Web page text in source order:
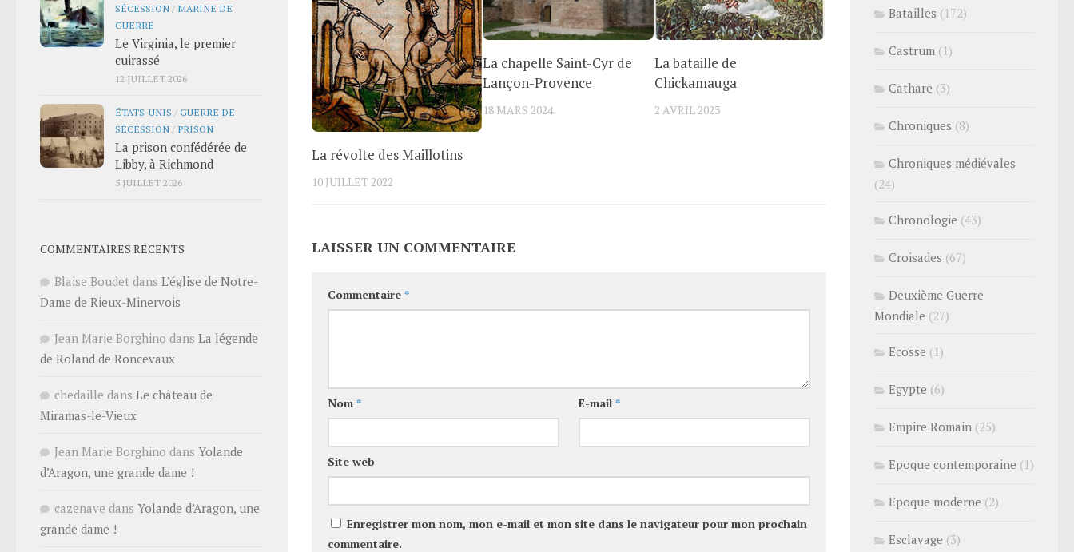
La révolte des Maillotins
10 JUILLET 2022
La chapelle Saint-Cyr de
Lançon-Provence
18 MARS 2024
La bataille de
Chickamauga
2 AVRIL 2023
LAISSER UN COMMENTAIRE
Commentaire *
Nom * E-mail *
Site web
Enregistrer mon nom, mon e-mail et mon site dans le navigateur pour mon prochain
commentaire.
SÉCESSION / MARINE DE
GUERRE
Le Virginia, le premier
cuirassé
12 JUILLET 2026
ÉTATS-UNIS /GUERRE DE
SÉCESSION / PRISON
La prison confédérée de
Libby, à Richmond
5 JUILLET 2026
COMMENTAIRES RÉCENTS
Blaise Boudet dans L’église de Notre-
Dame de Rieux-Minervois
Jean Marie Borghino dans La légende
de Roland de Roncevaux
chedaille dans Le château de
Miramas-le-Vieux
Jean Marie Borghino dans Yolande
d’Aragon, une grande dame !
cazenave dans Yolande d’Aragon, une
grande dame !
Batailles (172)
Castrum (1)
Cathare (3)
Chroniques (8)
Chroniques médiévales
(24)
Chronologie (43)
Croisades (67)
Deuxième Guerre
Mondiale (27)
Ecosse (1)
Egypte (6)
Empire Romain (25)
Epoque contemporaine (1)
Epoque moderne (2)
Esclavage (3)